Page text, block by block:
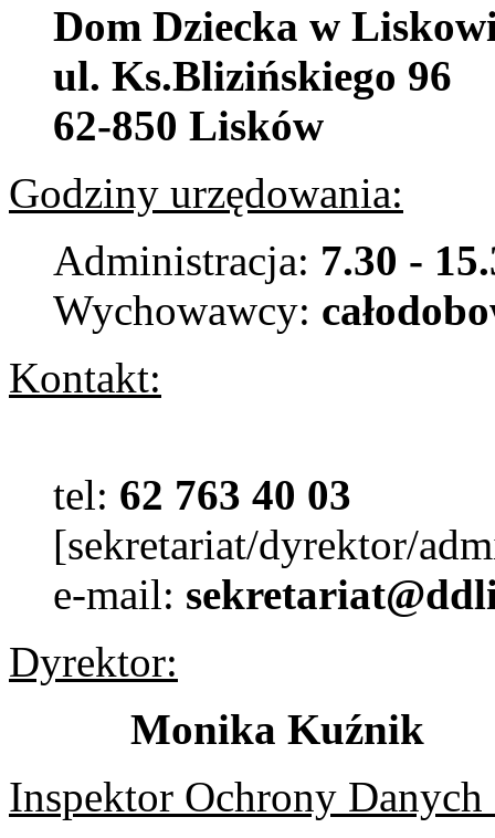
Dom Dziecka w
ul. Ks.Blizińskiego 96
62-850 Lisków
Godziny urzędowania:
Administracja: 7.30 -
Wychowawcy:
Kontakt:
tel: 62 763 40 03
[sekretariat/dyrektor/
e-mail:
Dyrektor:
Monika Kuźnik
Inspektor Ochrony